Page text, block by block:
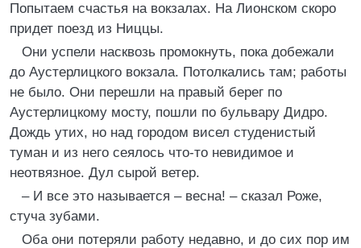
Попытаем счастья на вокзалах. На Лионском скоро
придет поезд из Ниццы.
Они успели насквозь промокнуть, пока добежали
до Аустерлицкого вокзала. Потолкались там; работы
не было. Они перешли на правый берег по
Аустерлицкому мосту, пошли по бульвару Дидро.
Дождь утих, но над городом висел студенистый
туман и из него сеялось что-то невидимое и
неотвязное. Дул сырой ветер.
– И все это называется – весна! – сказал Роже,
стуча зубами.
Оба они потеряли работу недавно, и до сих пор им